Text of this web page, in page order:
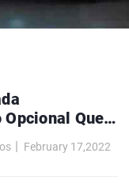
Que
De
CPU Ryzen
February 17,2022